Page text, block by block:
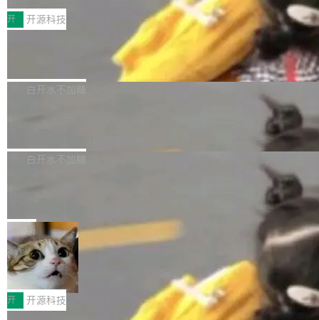
括 epoll（围绕 kqueue 实现）、POSIX 消息队
列、...
营、到IAA游戏的“买变一体”正循环、再到联运与
广告协同的全链路经营闭环，以及面向全球市场
的出海增长布局。 华为终端云业务商业化销售负
责人在开场致辞中表示，游戏开发者的核心诉求
已不再是“多一个投放渠道”，而是一套能够持续
高质量游戏...
列主板阵容迎来新成员——B850 AORUS ELITE
X3D。作为面向主流高性能平台打造的全新主板
产品，B850 AORUS ELITE X3D延续技嘉在X3
D平台优化上的技术积累，旨在为游戏玩家带来
更稳定、更高效的装机选择。 B850 AORUS ELI
式2.0，可根据不同使用场景释放处理器潜力，
开 开源科技
Zadig v5.0 发布：AI 发布专员与 AI 审
我们团队这几天最大的卡点不是 AI 写得不够
好，是 AI 写得太好了。 好到审查排期从两天的
过 1528 名开发者，85% 说 AI 把瓶颈从写代码
白开水不加糖
数据库，有一个图形后端。作为一个原生的 Gra
布，具体更新内容包括： feat(zero)：Zero 现
支持 --security superflag（token=...;whitelist
=...），与 Alpha 版本的格式一致，并据此对其
管理 HTTP 端点进行授权。 <blockquote> <p>
<span><strong>警告：</strong>&nbsp;Zero
的 admin ...
白开水不加糖
块钱的玩意儿——一根小竹签，一个竹筒，一头
系着涂了松香的线。甩起来，竹膜震动，发出“哇
——哇”的蝉鸣声。实物越来越难找了，有开发者
把它做成了 Web 玩具，放在 zhuzhiliao.imsai.c
c 上，并在 GitHub 开源。 玩法很简单：按住屏
幕画圈，或者直接甩手机。页面会实时显示转速
局
30倍效率升级：解锁医学影像数据要素
价值化的真实路径
完成一例腹部CT影像标注，张医生过去需要约1
20个小时。他必须在数百张连续影像上，一笔一
笔勾画边界，一层一层识别肌肉组织。如今，使
开 开源科技